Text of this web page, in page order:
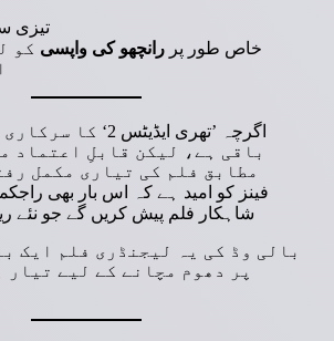
تیزی
خاص طور پر رانچھو کی واپسی کو
اگرچہ ’تھری ایڈیٹس
باقی ہے، لیکن قابلِ اعتماد
مطابق فلم کی تیاری مکمل
فینز کو امید ہے کہ اس بار بھی
شاہکار فلم پیش کریں گے جو نئے
بالی وڈ کی یہ لیجنڈری فلم ایک
پر دھوم مچانے کے لیے تیار